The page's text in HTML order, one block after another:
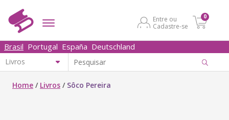
Entre ou
Cadastre-se
0
Brasil Portugal España Deutschland
Home / Livros / Sôco Pereira